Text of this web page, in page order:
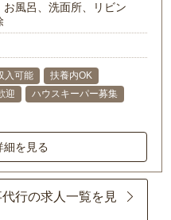
風呂、洗面所、リビン
入可能
扶養内OK
迎
ハウスキーパー募集
細を見る
行の求人一覧を見